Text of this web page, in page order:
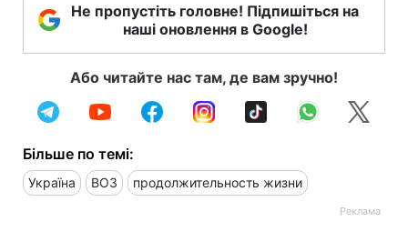
Не пропустіть головне! Підпишіться на
наші оновлення в Google!
Або читайте нас там, де вам зручно!
Більше по темі:
Україна ВОЗ продолжительность жизни